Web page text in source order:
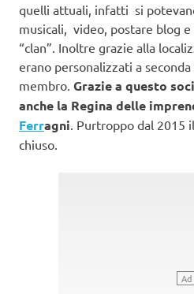
quelli attuali, infatti si
musicali, video, postare blog
“clan”. Inoltre grazie alla
erano personalizzati a
membro. Grazie a questo
anche la Regina delle
Ferragni . Purtroppo dal
chiuso.